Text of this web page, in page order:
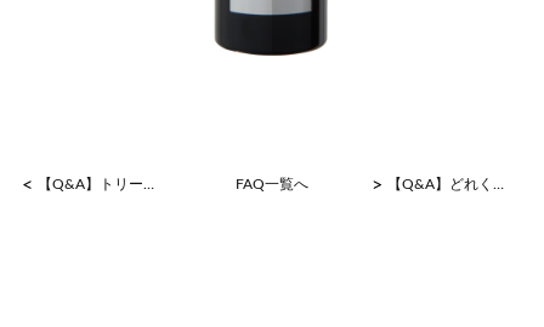
< 【Q&A】トリートメントは使わなくても大丈夫ですか？ FAQ一覧へ > 【Q&A】どれくらい使えば効果を実感できますか？